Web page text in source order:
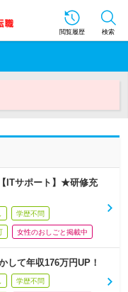
閲覧履歴 検索
ITサポート】★研修充
学歴不問
女性のおしごと掲載中
して年収176万円UP！
学歴不問